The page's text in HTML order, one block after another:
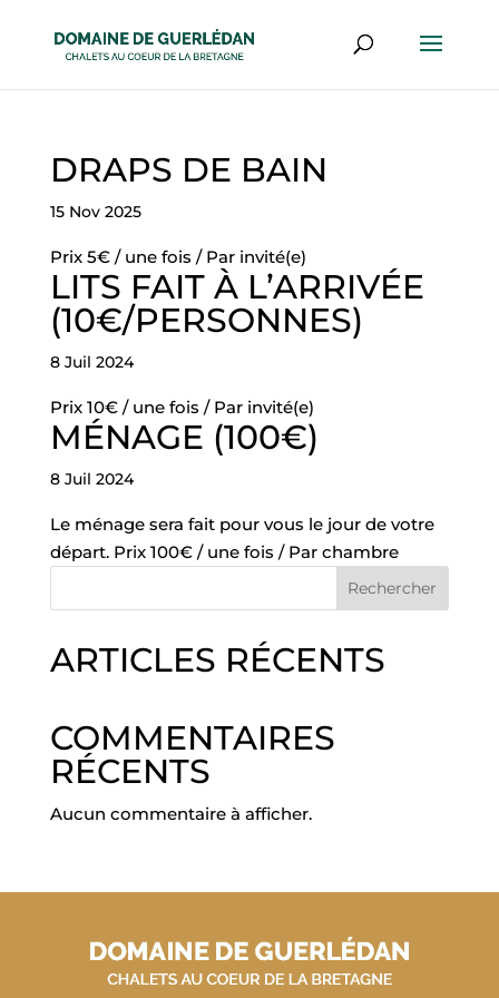
DRAPS DE BAIN
15 Nov 2025
Prix 5€ / une fois / Par invité(e)
LITS FAIT À L’ARRIVÉE
(10€/PERSONNES)
8 Juil 2024
Prix 10€ / une fois / Par invité(e)
MÉNAGE (100€)
8 Juil 2024
Le ménage sera fait pour vous le jour de votre
départ. Prix 100€ / une fois / Par chambre
Rechercher
ARTICLES RÉCENTS
COMMENTAIRES
RÉCENTS
Aucun commentaire à afficher.